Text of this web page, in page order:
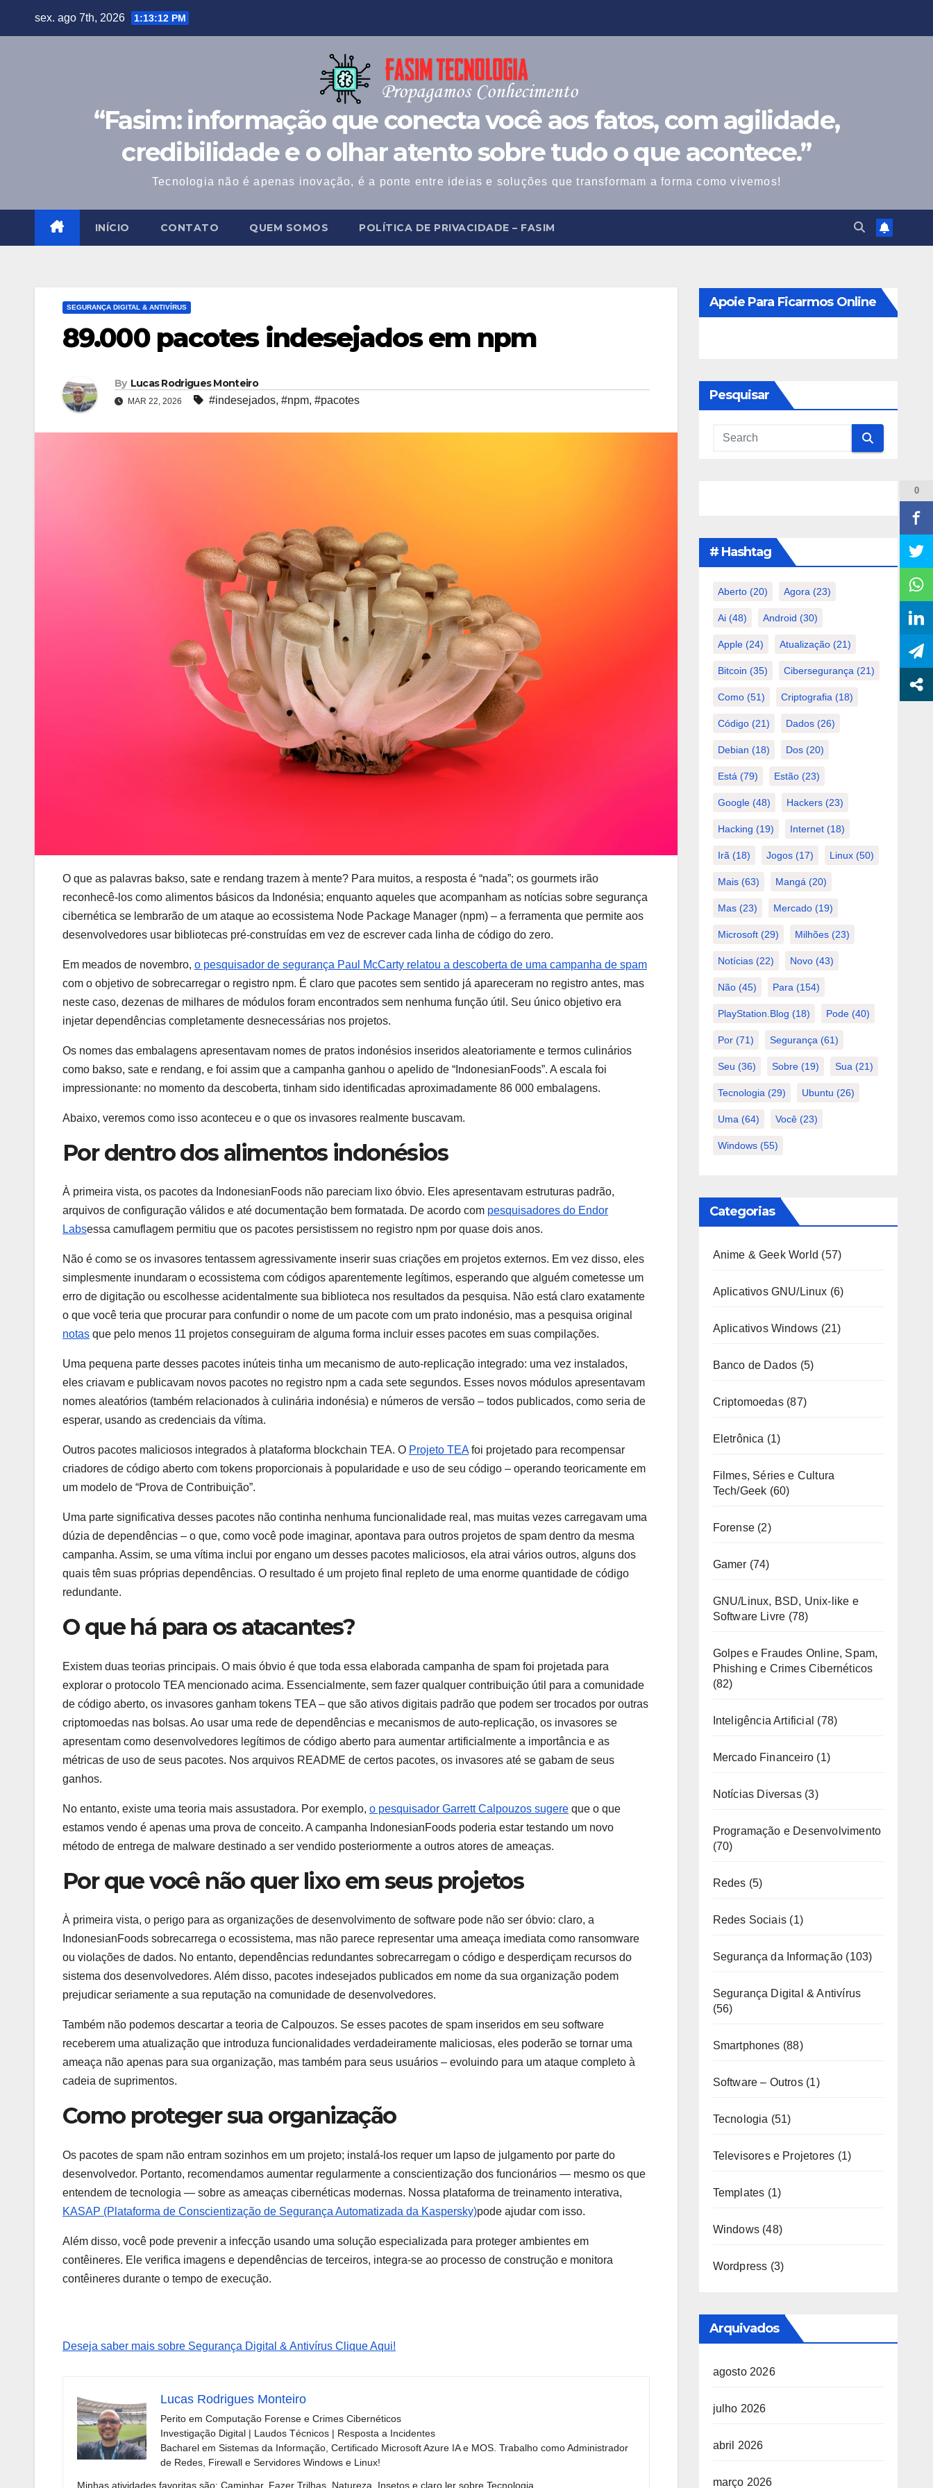
sex. ago 7th, 2026 1:13:13 PM
“Fasim: informação que conecta você aos fatos, com agilidade,
credibilidade e o olhar atento sobre tudo o que acontece.”
Tecnologia não é apenas inovação, é a ponte entre ideias e soluções que transformam a forma como vivemos!
INÍCIO CONTATO QUEM SOMOS POLÍTICA DE PRIVACIDADE – FASIM
SEGURANÇA DIGITAL & ANTIVÍRUS
89.000 pacotes indesejados em npm
By Lucas Rodrigues Monteiro
MAR 22, 2026 #indesejados, #npm, #pacotes
O que as palavras bakso, sate e rendang trazem à mente? Para muitos, a resposta é “nada”; os gourmets irão
reconhecê-los como alimentos básicos da Indonésia; enquanto aqueles que acompanham as notícias sobre segurança
cibernética se lembrarão de um ataque ao ecossistema Node Package Manager (npm) – a ferramenta que permite aos
desenvolvedores usar bibliotecas pré-construídas em vez de escrever cada linha de código do zero.
Em meados de novembro, o pesquisador de segurança Paul McCarty relatou a descoberta de uma campanha de spam
com o objetivo de sobrecarregar o registro npm. É claro que pacotes sem sentido já apareceram no registro antes, mas
neste caso, dezenas de milhares de módulos foram encontrados sem nenhuma função útil. Seu único objetivo era
injetar dependências completamente desnecessárias nos projetos.
Os nomes das embalagens apresentavam nomes de pratos indonésios inseridos aleatoriamente e termos culinários
como bakso, sate e rendang, e foi assim que a campanha ganhou o apelido de “IndonesianFoods”. A escala foi
impressionante: no momento da descoberta, tinham sido identificadas aproximadamente 86 000 embalagens.
Abaixo, veremos como isso aconteceu e o que os invasores realmente buscavam.
Por dentro dos alimentos indonésios
À primeira vista, os pacotes da IndonesianFoods não pareciam lixo óbvio. Eles apresentavam estruturas padrão,
arquivos de configuração válidos e até documentação bem formatada. De acordo com pesquisadores do Endor
Labsessa camuflagem permitiu que os pacotes persistissem no registro npm por quase dois anos.
Não é como se os invasores tentassem agressivamente inserir suas criações em projetos externos. Em vez disso, eles
simplesmente inundaram o ecossistema com códigos aparentemente legítimos, esperando que alguém cometesse um
erro de digitação ou escolhesse acidentalmente sua biblioteca nos resultados da pesquisa. Não está claro exatamente
o que você teria que procurar para confundir o nome de um pacote com um prato indonésio, mas a pesquisa original
notas que pelo menos 11 projetos conseguiram de alguma forma incluir esses pacotes em suas compilações.
Uma pequena parte desses pacotes inúteis tinha um mecanismo de auto-replicação integrado: uma vez instalados,
eles criavam e publicavam novos pacotes no registro npm a cada sete segundos. Esses novos módulos apresentavam
nomes aleatórios (também relacionados à culinária indonésia) e números de versão – todos publicados, como seria de
esperar, usando as credenciais da vítima.
Outros pacotes maliciosos integrados à plataforma blockchain TEA. O Projeto TEAfoi projetado para recompensar
criadores de código aberto com tokens proporcionais à popularidade e uso de seu código – operando teoricamente em
um modelo de “Prova de Contribuição”.
Uma parte significativa desses pacotes não continha nenhuma funcionalidade real, mas muitas vezes carregavam uma
dúzia de dependências – o que, como você pode imaginar, apontava para outros projetos de spam dentro da mesma
campanha. Assim, se uma vítima inclui por engano um desses pacotes maliciosos, ela atrai vários outros, alguns dos
quais têm suas próprias dependências. O resultado é um projeto final repleto de uma enorme quantidade de código
redundante.
O que há para os atacantes?
Existem duas teorias principais. O mais óbvio é que toda essa elaborada campanha de spam foi projetada para
explorar o protocolo TEA mencionado acima. Essencialmente, sem fazer qualquer contribuição útil para a comunidade
de código aberto, os invasores ganham tokens TEA – que são ativos digitais padrão que podem ser trocados por outras
criptomoedas nas bolsas. Ao usar uma rede de dependências e mecanismos de auto-replicação, os invasores se
apresentam como desenvolvedores legítimos de código aberto para aumentar artificialmente a importância e as
métricas de uso de seus pacotes. Nos arquivos README de certos pacotes, os invasores até se gabam de seus
ganhos.
No entanto, existe uma teoria mais assustadora. Por exemplo, o pesquisador Garrett Calpouzos sugere que o que
estamos vendo é apenas uma prova de conceito. A campanha IndonesianFoods poderia estar testando um novo
método de entrega de malware destinado a ser vendido posteriormente a outros atores de ameaças.
Por que você não quer lixo em seus projetos
À primeira vista, o perigo para as organizações de desenvolvimento de software pode não ser óbvio: claro, a
IndonesianFoods sobrecarrega o ecossistema, mas não parece representar uma ameaça imediata como ransomware
ou violações de dados. No entanto, dependências redundantes sobrecarregam o código e desperdiçam recursos do
sistema dos desenvolvedores. Além disso, pacotes indesejados publicados em nome da sua organização podem
prejudicar seriamente a sua reputação na comunidade de desenvolvedores.
Também não podemos descartar a teoria de Calpouzos. Se esses pacotes de spam inseridos em seu software
receberem uma atualização que introduza funcionalidades verdadeiramente maliciosas, eles poderão se tornar uma
ameaça não apenas para sua organização, mas também para seus usuários – evoluindo para um ataque completo à
cadeia de suprimentos.
Como proteger sua organização
Os pacotes de spam não entram sozinhos em um projeto; instalá-los requer um lapso de julgamento por parte do
desenvolvedor. Portanto, recomendamos aumentar regularmente a conscientização dos funcionários — mesmo os que
entendem de tecnologia — sobre as ameaças cibernéticas modernas. Nossa plataforma de treinamento interativa,
KASAP (Plataforma de Conscientização de Segurança Automatizada da Kaspersky)pode ajudar com isso.
Além disso, você pode prevenir a infecção usando uma solução especializada para proteger ambientes em
contêineres. Ele verifica imagens e dependências de terceiros, integra-se ao processo de construção e monitora
contêineres durante o tempo de execução.
Deseja saber mais sobre Segurança Digital & Antivírus Clique Aqui!
Lucas Rodrigues Monteiro
Perito em Computação Forense e Crimes Cibernéticos
Investigação Digital | Laudos Técnicos | Resposta a Incidentes
Bacharel em Sistemas da Informação, Certificado Microsoft Azure IA e MOS. Trabalho como Administrador
de Redes, Firewall e Servidores Windows e Linux!
Minhas atividades favoritas são: Caminhar, Fazer Trilhas, Natureza, Insetos e claro ler sobre Tecnologia.
Apoie Para Ficarmos Online
Pesquisar
# Hashtag
Aberto(20) Agora (23)
Ai(48) Android (30)
Apple(24) Atualização(21)
Bitcoin (35) Cibersegurança (21)
Como(51) Criptografia (18)
Código(21) Dados(26)
Debian (18) Dos(20)
Está (79) Estão(23)
Google(48) Hackers(23)
Hacking (19) Internet(18)
Irã (18) Jogos(17) Linux(50)
Mais(63) Mangá (20)
Mas(23) Mercado(19)
Microsoft(29) Milhões(23)
Notícias(22) Novo(43)
Não(45) Para (154)
PlayStation.Blog (18) Pode(40)
Por(71) Segurança (61)
Seu (36) Sobre(19) Sua (21)
Tecnologia (29) Ubuntu (26)
Uma (64) Você(23)
Windows(55)
Categorias
Anime & Geek World (57)
Aplicativos GNU/Linux (6)
Aplicativos Windows (21)
Banco de Dados (5)
Criptomoedas(87)
Eletrônica (1)
Filmes, Séries e Cultura
Tech/Geek (60)
Forense(2)
Gamer (74)
GNU/Linux, BSD, Unix-like e
Software Livre (78)
Golpes e Fraudes Online, Spam,
Phishing e Crimes Cibernéticos
(82)
Inteligência Artificial (78)
Mercado Financeiro (1)
Notícias Diversas(3)
Programação e Desenvolvimento
(70)
Redes (5)
Redes Sociais (1)
Segurança da Informação (103)
Segurança Digital & Antivírus
(56)
Smartphones (88)
Software – Outros(1)
Tecnologia (51)
Televisores e Projetores (1)
Templates (1)
Windows(48)
Wordpress (3)
Arquivados
agosto 2026
julho 2026
abril 2026
março 2026
0